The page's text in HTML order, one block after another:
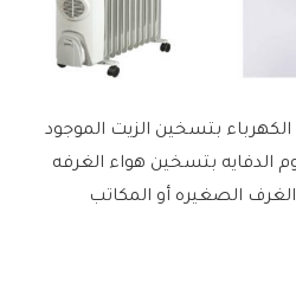
بتسخين الزيت الموجود
الدفايه بتسخين هواء الغرفه
الصغيره أو المكاتب